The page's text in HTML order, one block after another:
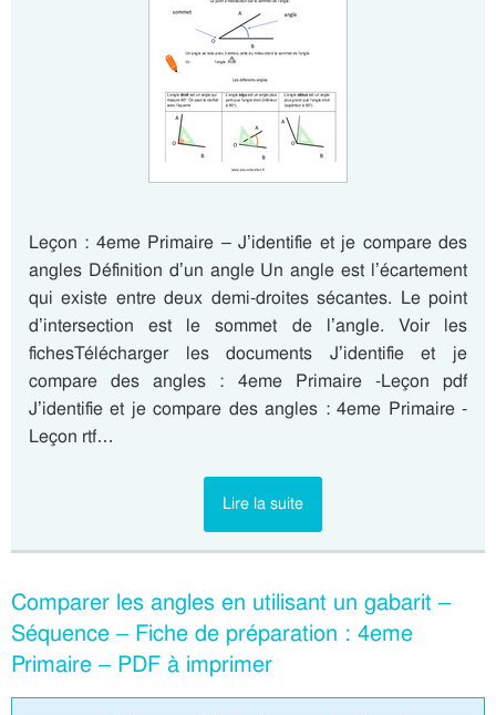
Leçon : 4eme Primaire – J’identifie et je compare des
angles Définition d’un angle Un angle est l’écartement
qui existe entre deux demi-droites sécantes. Le point
d’intersection est le sommet de l’angle. Voir les
fichesTélécharger les documents J’identifie et je
compare des angles : 4eme Primaire -Leçon pdf
J’identifie et je compare des angles : 4eme Primaire -
Leçon rtf…
Lire la suite
Comparer les angles en utilisant un gabarit –
Séquence – Fiche de préparation : 4eme
Primaire – PDF à imprimer